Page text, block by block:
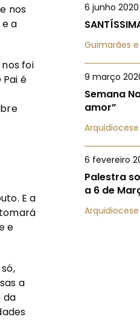
nos
a
foi
é
E a
e
a
da
6 junho 2020
Guimarães e
9 março
Semana
amor”
6 fevereiro
Palestra
a 6 de